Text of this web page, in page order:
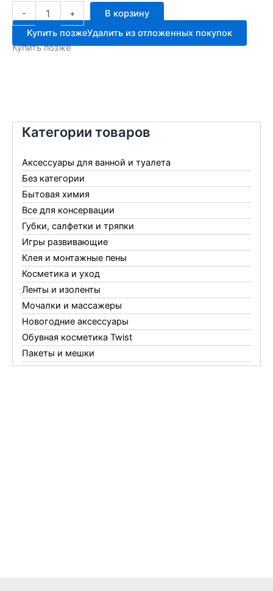
Категории товаров
Аксессуары для ванной и туалета
Без категории
Бытовая химия
Все для консервации
Губки, салфетки и тряпки
Игры развивающие
Клея и монтажные пены
Косметика и уход
Ленты и изоленты
Мочалки и массажеры
Новогодние аксессуары
Обувная косметика Twist
Пакеты и мешки
Перчатки
-
Количество
товара
Сумка
раскладная
на
+
В корзину
Купить позжеУдалить из отложенных покупок
Купить позже